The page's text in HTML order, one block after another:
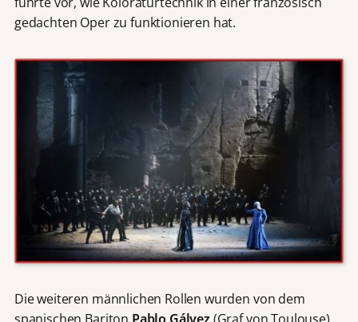
gedachten Oper zu funktionieren hat.
Die weiteren männlichen Rollen wurden von dem